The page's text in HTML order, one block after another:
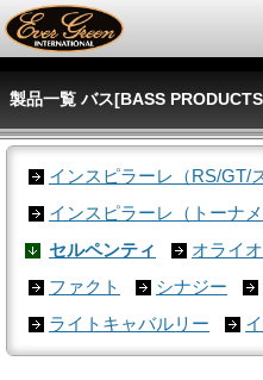
製品一覧 バス[BASS
インスピラーレ（RS/GT/
インスピラーレ（トーナ
セルペンティ
オライ
ファクト
シナジー
ライトキャバルリー